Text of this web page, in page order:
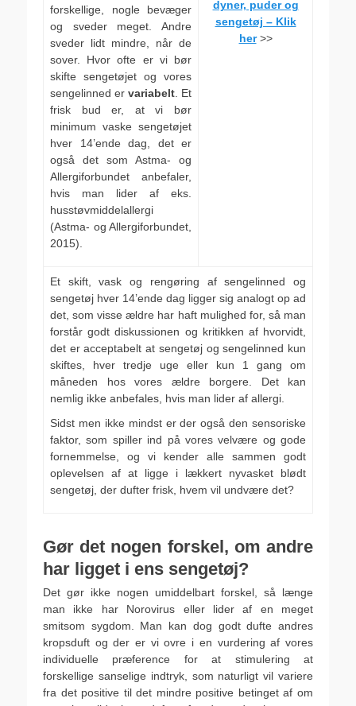
forskellige, nogle bevæger
og sveder meget. Andre
sveder lidt mindre, når de
sover. Hvor ofte er vi bør
skifte sengetøjet og vores
sengelinned er variabelt . Et
frisk bud er, at vi bør
minimum vaske sengetøjet
hver 14’ende dag, det er
også det som Astma- og
Allergiforbundet anbefaler,
hvis man lider af eks.
husstøvmiddelallergi
(Astma- og Allergiforbundet,
2015).
dyner, puder og
sengetøj – Klik
her>>
Et skift, vask og rengøring af sengelinned og
sengetøj hver 14’ende dag ligger sig analogt op ad
det, som visse ældre har haft mulighed for, så man
forstår godt diskussionen og kritikken af hvorvidt,
det er acceptabelt at sengetøj og sengelinned kun
skiftes, hver tredje uge eller kun 1 gang om
måneden hos vores ældre borgere. Det kan
nemlig ikke anbefales, hvis man lider af allergi.
Sidst men ikke mindst er der også den sensoriske
faktor, som spiller ind på vores velvære og gode
fornemmelse, og vi kender alle sammen godt
oplevelsen af at ligge i lækkert nyvasket blødt
sengetøj, der dufter frisk, hvem vil undvære det?
Gør det nogen forskel, om andre
har ligget i ens sengetøj?
Det gør ikke nogen umiddelbart forskel, så længe
man ikke har Norovirus eller lider af en meget
smitsom sygdom. Man kan dog godt dufte andres
kropsduft og der er vi ovre i en vurdering af vores
individuelle præference for at stimulering at
forskellige sanselige indtryk, som naturligt vil variere
fra det positive til det mindre positive betinget af om